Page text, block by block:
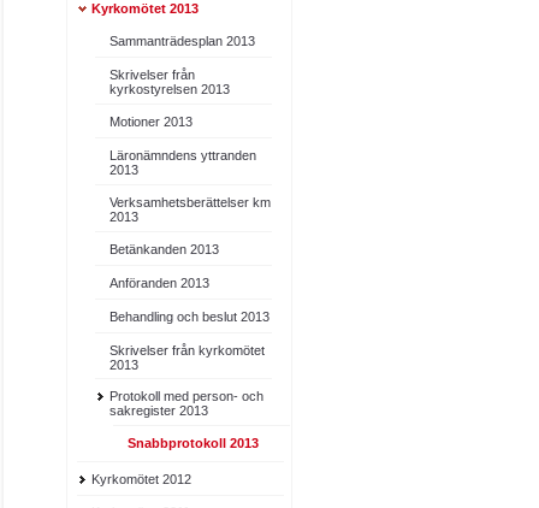
Kyrkomötet 2013
Sammanträdesplan 2013
Skrivelser från
kyrkostyrelsen 2013
Motioner 2013
Läronämndens yttranden
2013
Verksamhetsberättelser km
2013
Betänkanden 2013
Anföranden 2013
Behandling och beslut 2013
Skrivelser från kyrkomötet
2013
Protokoll med person- och
sakregister 2013
Snabbprotokoll 2013
Kyrkomötet 2012